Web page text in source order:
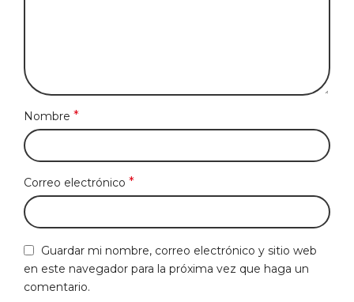
Nombre *
Correo electrónico *
Guardar mi nombre, correo electrónico y sitio web
en este navegador para la próxima vez que haga un
comentario.